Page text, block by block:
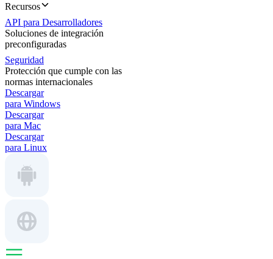
Recursos
API para Desarrolladores
Soluciones de integración
preconfiguradas
Seguridad
Protección que cumple con las
normas internacionales
Descargar
para Windows
Descargar
para Mac
Descargar
para Linux